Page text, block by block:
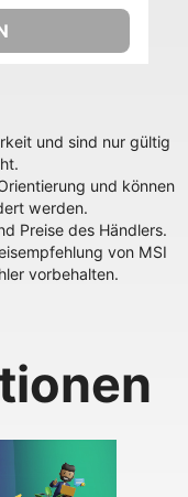
und sind nur gültig
und können
werden.
Preise des Händlers.
von MSI
vorbehalten.